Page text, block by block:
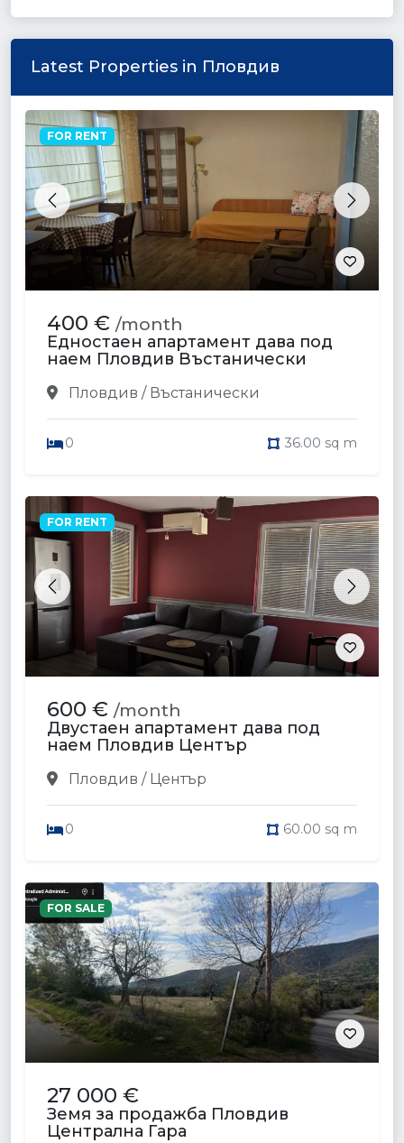
Latest Properties in Пловдив
Previous Next
FOR RENT
400 € /month
Едностаен апартамент дава под
наем Пловдив Въстанически
Пловдив / Въстанически
0 36.00 sq m
Previous Next
FOR RENT
600 € /month
Двустаен апартамент дава под
наем Пловдив Център
Пловдив / Център
0 60.00 sq m
FOR SALE
27 000 €
Земя за продажба Пловдив
Централна Гара